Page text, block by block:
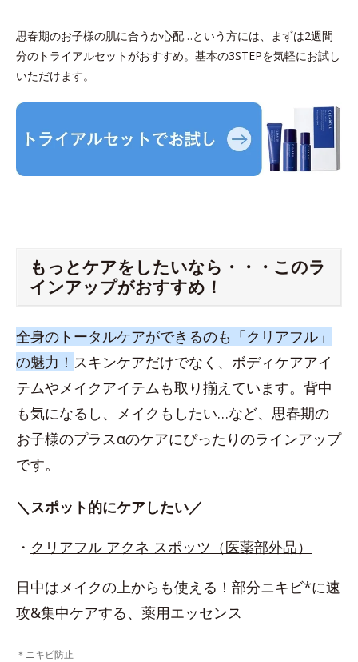
思春期のお子様の肌に合うか心配…という方には、まずは2週間
分のトライアルセットがおすすめ。基本の3STEPを気軽にお試し
いただけます。
もっとケアをしたいなら・・・このラ
インアップがおすすめ！
全身のトータルケアができるのも「クリアフル」
の魅力！ スキンケアだけでなく、ボディケアアイ
テムやメイクアイテムも取り揃えています。背中
も気になるし、メイクもしたい…など、思春期の
お子様のプラスαのケアにぴったりのラインアップ
です。
＼スポット的にケアしたい／
・ クリアフル アクネ スポッツ（医薬部外品）
日中はメイクの上からも使える！部分ニキビ*に速
攻&集中ケアする、薬用エッセンス
＊ニキビ防止